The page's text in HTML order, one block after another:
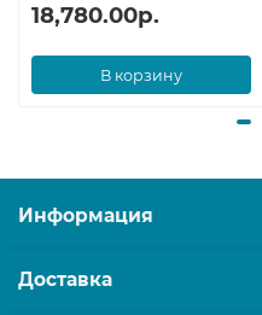
18,780.00р.
В корзину
Информация
Доставка